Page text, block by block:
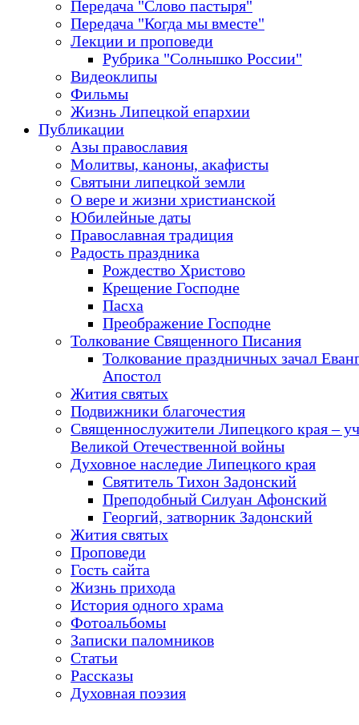
Передача "Слово пастыря"
Передача "Когда мы вместе"
Лекции и проповеди
Рубрика "Солнышко России"
Видеоклипы
Фильмы
Жизнь Липецкой епархии
Публикации
Азы православия
Молитвы, каноны, акафисты
Святыни липецкой земли
О вере и жизни христианской
Юбилейные даты
Православная традиция
Радость праздника
Рождество Христово
Крещение Господне
Пасха
Преображение Господне
Толкование Священного Писания
Толкование праздничных зачал
Апостол
Жития святых
Подвижники благочестия
Священнослужители Липецкого края –
Великой Отечественной войны
Духовное наследие Липецкого края
Святитель Тихон Задонский
Преподобный Силуан Афонский
Георгий, затворник Задонский
Жития святых
Проповеди
Гость сайта
Жизнь прихода
История одного храма
Фотоальбомы
Записки паломников
Статьи
Рассказы
Духовная поэзия